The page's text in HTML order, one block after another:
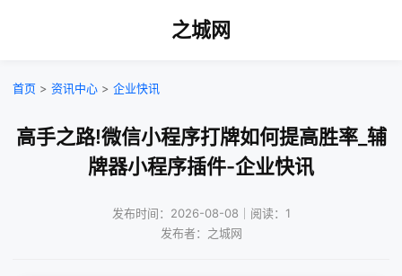
之城网
首页 > 资讯中心 > 企业快讯
高手之路!微信小程序打牌如何提高胜率_辅
牌器小程序插件-企业快讯
发布时间：2026-08-08｜阅读：1
发布者：之城网